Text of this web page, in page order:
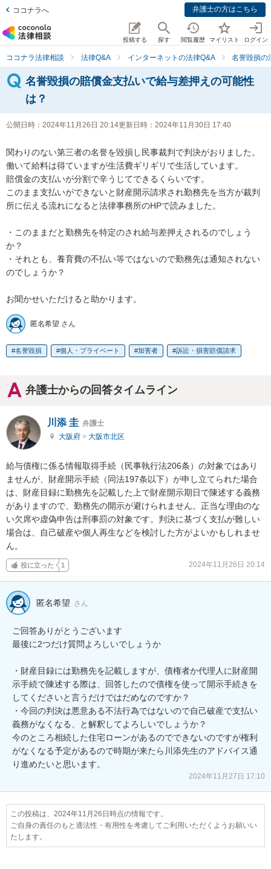
ココナラへ 弁護士の方はこちら
投稿する 探す 閲覧履歴 マイリスト ログイン
ココナラ法律相談 法律Q&A インターネットの法律Q&A 名誉毀損の
名誉毀損の賠償金支払いで給与差押えの可能性
は？
公開日時： 2024年11月26日 20:14更新日時： 2024年11月30日 17:40
関わりのない第三者の名誉を毀損し民事裁判で判決がおりました。
働いて給料は得ていますが生活費ギリギリで生活しています。
賠償金の支払いが分割で辛うじてできるくらいです。
このまま支払いができないと財産開示請求され勤務先を当方が裁判
所に伝える流れになると法律事務所のHPで読みました。
・このままだと勤務先を特定のされ給与差押えされるのでしょう
か？
・それとも、養育費の不払い等ではないので勤務先は通知されない
のでしょうか？
お聞かせいただけると助かります。
匿名希望 さん
名誉毀損 個人・プライベート 加害者 訴訟・損害賠償請求
弁護士からの回答タイムライン
川添 圭 弁護士
大阪府 > 大阪市北区
給与債権に係る情報取得手続（民事執行法206条）の対象ではあり
ませんが、財産開示手続（同法197条以下）が申し立てられた場合
は、財産目録に勤務先を記載した上で財産開示期日で陳述する義務
がありますので、勤務先の開示が避けられません。正当な理由のな
い欠席や虚偽申告は刑事罰の対象です。判決に基づく支払が難しい
場合は、自己破産や個人再生などを検討した方がよいかもしれませ
ん。
役に立った 1 2024年11月26日 20:14
匿名希望 さん
ご回答ありがとうございます
最後に2つだけ質問よろしいでしょうか
・財産目録には勤務先を記載しますが、債権者か代理人に財産開
示手続で陳述する際は、回答したので債権を使って開示手続きを
してくださいと言うだけではだめなのですか？
・今回の判決は悪意ある不法行為ではないので自己破産で支払い
義務がなくなる、と解釈してよろしいでしょうか？
今のところ相続した住宅ローンがあるのでできないのですが権利
がなくなる予定があるので時期が来たら川添先生のアドバイス通
り進めたいと思います。
2024年11月27日 17:10
この投稿は、2024年11月26日時点の情報です。
ご自身の責任のもと適法性・有用性を考慮してご利用いただくようお願いい
たします。